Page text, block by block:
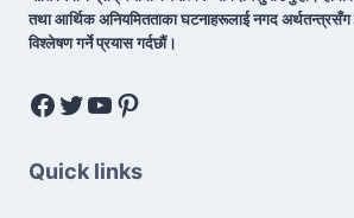
तथा आर्थिक अनियमितताका घटनाहरूलाई नगद अर्थतन्त्रसँग
विश्लेषण गर्ने प्रयास गर्दछौं।
Quick links